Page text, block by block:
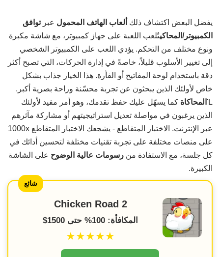
يفضل البعض اكتشاف ذلك ألعاب الهاتف المحمول عبرتوافق
الكمبيوتر/المحاكيتُلعب اللعبة على جهاز كمبيوتر، مع شاشة مكبرة
ونوع مختلف من التحكم. يؤدي اللعب على الكمبيوتر الشخصي
إلى تغيير الأسلوب قليلاً، خاصةً في إدارة الحركات، التي تصبح أكثر
دقة باستخدام لوحة المفاتيح أو الفأرة. هذا الخيار جذاب بشكل
خاص لأولئك الذين يبحثون عن تجربة محسّنة وراحة بصرية أكبر.
L'
المحاكاة كما يسهّل عليك حفظ تقدمك، وهو أمر مفيد لأولئك
الذين يرغبون في مواصلة تعديل استراتيجيتهم أو مشاركة مآثرهم
عبر الإنترنت. الاختبار المتقاطع - يشجعك الاختبار المتقاطع 1000x
على منصات مختلفة على تجربة تقنيات مختلفة لتحسين أدائك في
كل جلسة، مع الاستفادة من رسومات عالية الوضوح على الشاشة
الكبيرة.
شائع
Chicken Road 2
المكافأة: 100% حتى 1500$
★★★★★